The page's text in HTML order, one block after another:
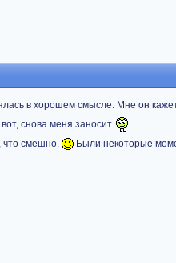
в хорошем смысле. Мне он
снова меня заносит.
что смешно.
Были некоторые